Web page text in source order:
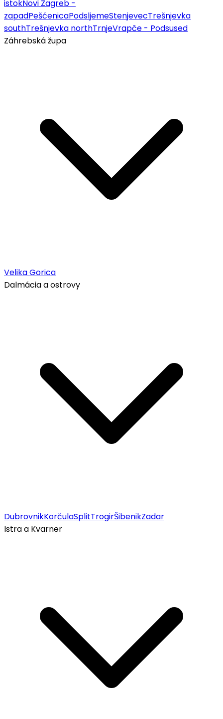
istokNovi Zagreb -
zapadPešćenicaPodsljemeStenjevecTrešnjevka
southTrešnjevka northTrnjeVrapče - Podsused
Záhrebská župa
Velika Gorica
Dalmácia a ostrovy
DubrovnikKorčulaSplitTrogirŠibenikZadar
Istra a Kvarner